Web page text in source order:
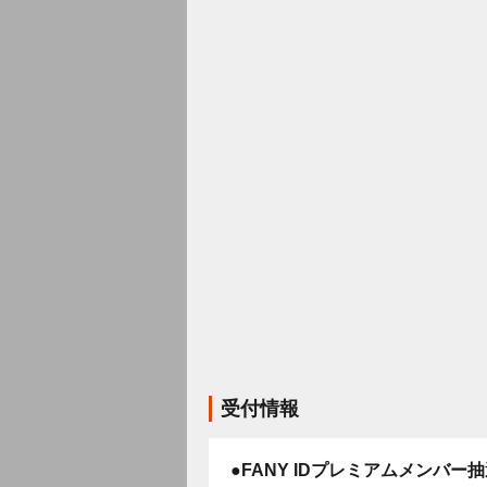
受付情報
●FANY IDプレミアムメンバー